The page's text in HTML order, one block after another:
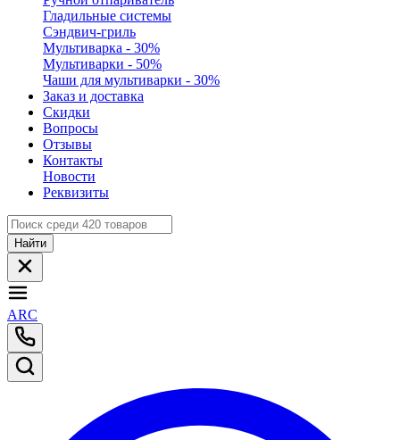
Гладильные системы
Сэндвич-гриль
Мультиварка - 30%
Мультиварки - 50%
Чаши для мультиварки - 30%
Заказ и доставка
Скидки
Вопросы
Отзывы
Контакты
Новости
Реквизиты
Найти
ARC